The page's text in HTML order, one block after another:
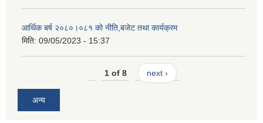
आर्थिक बर्ष २०८०।०८१ को नीति,बजेट तथा कार्यक्रम
मिति: 09/05/2023 - 15:37
1 of 8 next ›
अन्य